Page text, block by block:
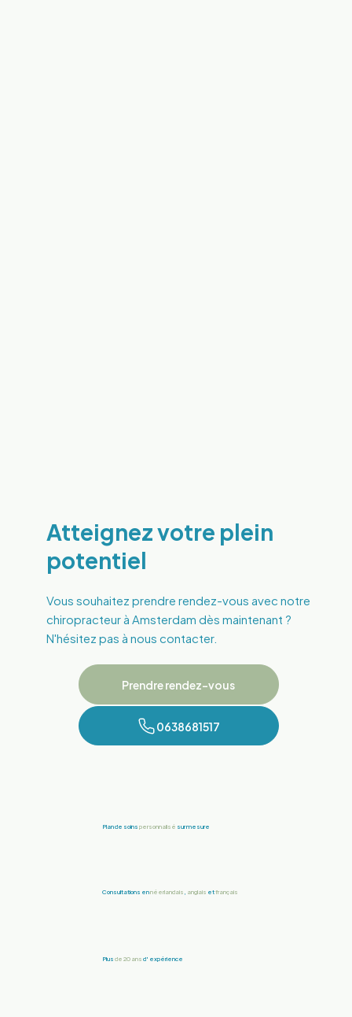
Atteignez votre plein
potentiel
Vous souhaitez prendre rendez-vous avec notre
chiropracteur à Amsterdam dès maintenant ?
N'hésitez pas à nous contacter.
Prendre rendez-vous
0638681517
Plan de soinspersonnalisé sur mesure
Consultations ennéerlandais, anglais etfrançais
Plusde 20 ansd' expérience